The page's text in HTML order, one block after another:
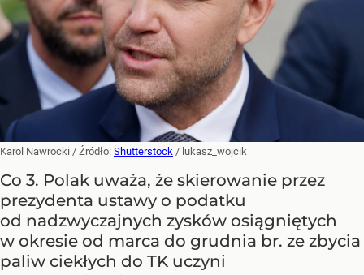
Karol Nawrocki / Źródło: Shutterstock / lukasz_wojcik
Co 3. Polak uważa, że skierowanie przez
prezydenta ustawy o podatku
od nadzwyczajnych zysków osiągniętych
w okresie od marca do grudnia br. ze zbycia
paliw ciekłych do TK uczyni